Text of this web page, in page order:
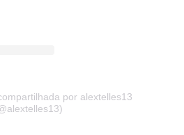
por alextelles13